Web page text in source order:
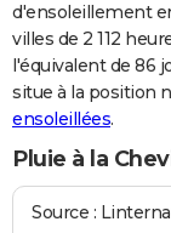
d'ensoleillement
villes de 2 112
l'équivalent de 86
situe à la position
ensoleillées.
Pluie à la
Source :